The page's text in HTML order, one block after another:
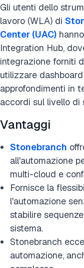
Gli utenti dello
lavoro (WLA) di
Center (UAC)
Integration Hub,
integrazione forniti
utilizzare
approfondimenti in
accordi sul livello di
Vantaggi
Stonebranch
all'automazione
multi-cloud e
Fornisce la
l'automazione
stabilire
sistema.
Stonebranch
automazione,